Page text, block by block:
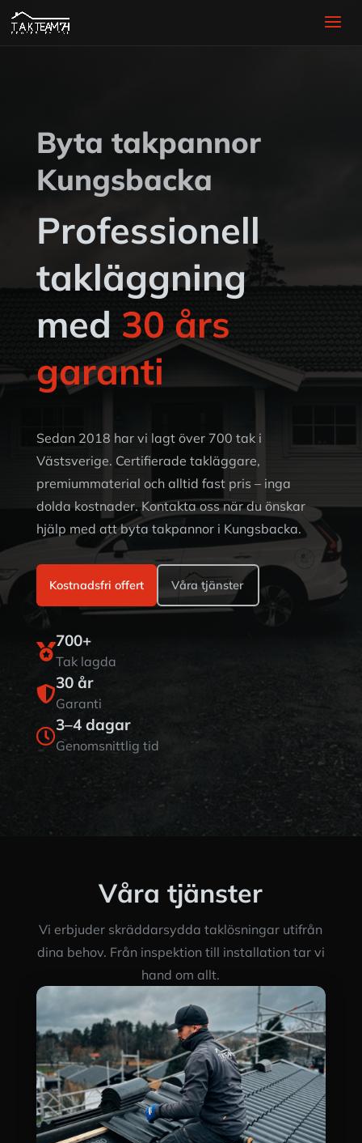
Byta takpannor
Kungsbacka
Professionell
takläggning
med 30 års
garanti
Sedan 2018 har vi lagt över 700 tak i
Västsverige. Certifierade takläggare,
premiummaterial och alltid fast pris – inga
dolda kostnader. Kontakta oss när du önskar
hjälp med att byta takpannor i Kungsbacka.
Kostnadsfri offert Våra tjänster

700+
Tak lagda

30 år
Garanti

3–4 dagar
Genomsnittlig tid
Våra tjänster
Vi erbjuder skräddarsydda taklösningar utifrån
dina behov. Från inspektion till installation tar vi
hand om allt.